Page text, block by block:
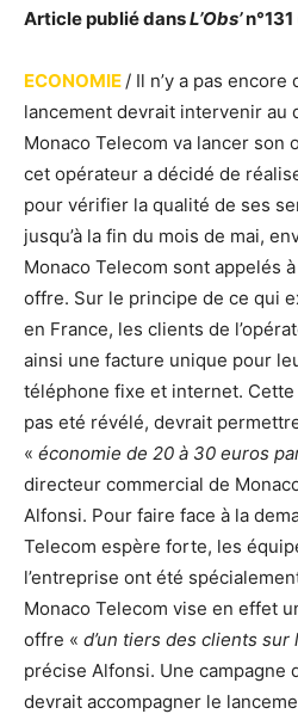
Article publié dansL’Obs’
ECONOMIE / Il n’y a pas
lancement devrait intervenir au
Monaco Telecom va lancer son
cet opérateur a décidé de
pour vérifier la qualité de ses
jusqu’à la fin du mois de mai,
Monaco Telecom sont appelés
offre. Sur le principe de ce qui
en France, les clients de
ainsi une facture unique pour
téléphone fixe et internet. Cette
pas eté révélé, devrait
« économie de 20 à 30 euros
directeur commercial de
Alfonsi. Pour faire face à la
Telecom espère forte, les
l’entreprise ont été
Monaco Telecom vise en effet
offre « d’un tiers des clients
précise Alfonsi. Une campagne
devrait accompagner le